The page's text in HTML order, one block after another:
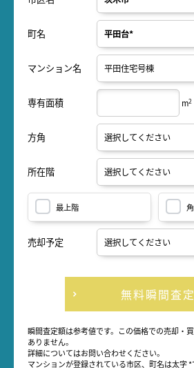
町名
マンション名
専有面積 m2
方角
所在階
最上階
売却予定
無料瞬間査定
瞬間査定額は参考値です。この価格での売却・
ありません。
詳細についてはお問い合わせください。
マンションが登録されている市区、町名は太字 *